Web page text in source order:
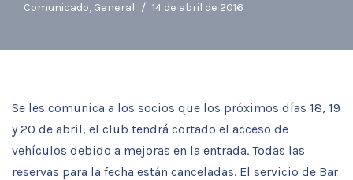
Comunicado, General 14 de abril de 2016
Se les comunica a los socios que los próximos días 18, 19
y 20 de abril, el club tendrá cortado el acceso de
vehículos debido a mejoras en la entrada. Todas las
reservas para la fecha están canceladas. El servicio de Bar